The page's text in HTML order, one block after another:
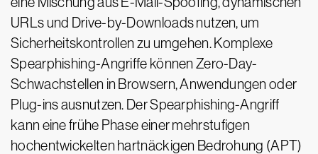
URLs und Drive-by-Downloads nutzen, um
Sicherheitskontrollen zu umgehen. Komplexe
Spearphishing-Angriffe können Zero-Day-
Schwachstellen in Browsern, Anwendungen oder
Plug-ins ausnutzen. Der Spearphishing-Angriff
kann eine frühe Phase einer mehrstufigen
hochentwickelten hartnäckigen Bedrohung (APT)